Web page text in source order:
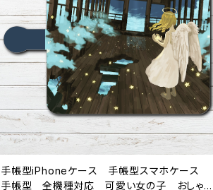
手帳型iPhoneケース 手帳型スマホケース
手帳型 全機種対応 可愛い女の子 おしゃ